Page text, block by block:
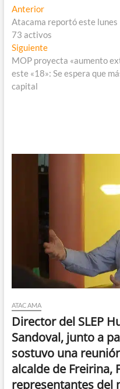
Navegación
de
entradas
AnteriorEntrada
anterior:
Atacama reportó este lunes
73 activos
SiguienteEntrada
siguiente:
MOP proyecta «aumento
este «18»: Se espera que
capital
ATACAMA
Director del SLEP
Sandoval, junto a
sostuvo una
alcalde de Freirina,
representantes del